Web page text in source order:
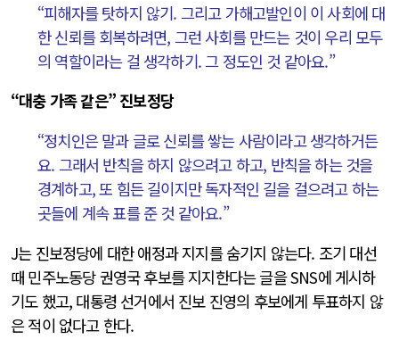
“피해자를 탓하지 않기. 그리고 가해고발인이 이 사회에 대
한 신뢰를 회복하려면, 그런 사회를 만드는 것이 우리 모두
의 역할이라는 걸 생각하기. 그 정도인 것 같아요.”
“대충 가족 같은” 진보정당
“정치인은 말과 글로 신뢰를 쌓는 사람이라고 생각하거든
요. 그래서 반칙을 하지 않으려고 하고, 반칙을 하는 것을
경계하고, 또 힘든 길이지만 독자적인 길을 걸으려고 하는
곳들에 계속 표를 준 것 같아요.”
J는 진보정당에 대한 애정과 지지를 숨기지 않는다. 조기 대선
때 민주노동당 권영국 후보를 지지한다는 글을 SNS에 게시하
기도 했고, 대통령 선거에서 진보 진영의 후보에게 투표하지 않
은 적이 없다고 한다.